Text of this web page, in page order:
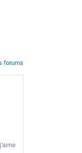
j'aime
forums